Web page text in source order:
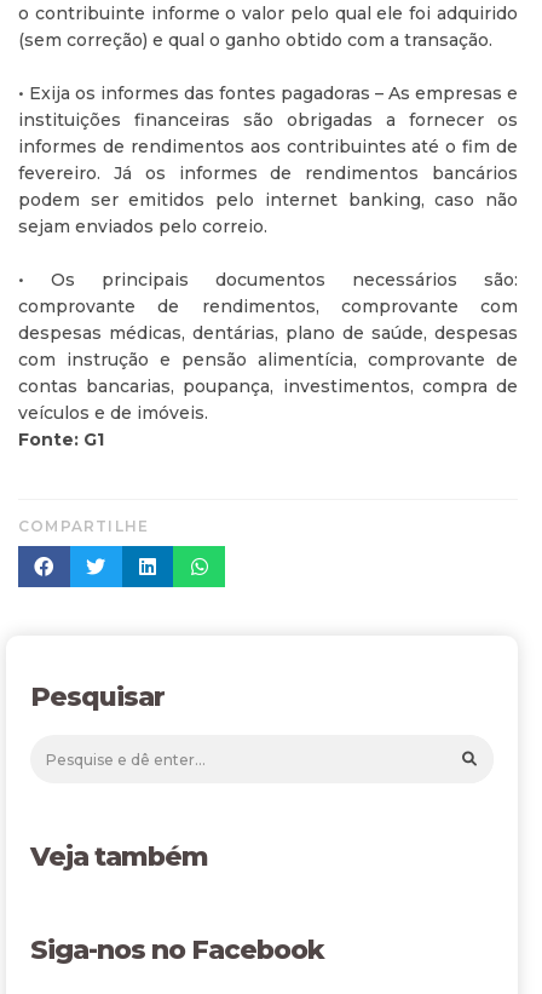
o contribuinte informe o valor pelo qual ele foi adquirido
(sem correção) e qual o ganho obtido com a transação.
• Exija os informes das fontes pagadoras – As empresas e
instituições financeiras são obrigadas a fornecer os
informes de rendimentos aos contribuintes até o fim de
fevereiro. Já os informes de rendimentos bancários
podem ser emitidos pelo internet banking, caso não
sejam enviados pelo correio.
• Os principais documentos necessários são:
comprovante de rendimentos, comprovante com
despesas médicas, dentárias, plano de saúde, despesas
com instrução e pensão alimentícia, comprovante de
contas bancarias, poupança, investimentos, compra de
veículos e de imóveis.
Fonte: G1
COMPARTILHE
Pesquisar
Veja também
Siga-nos no Facebook